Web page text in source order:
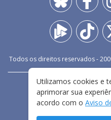
Todos os direitos reservados -
FALE
TERMOS E
Utilizamos cookies e
aprimorar sua
acordo com o Aviso